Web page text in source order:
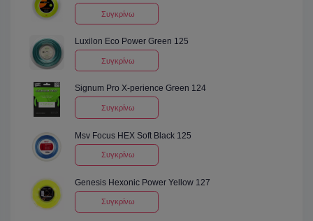
Συγκρίνω
Luxilon Eco Power Green 125
Συγκρίνω
Signum Pro X-perience Green 124
Συγκρίνω
Msv Focus HEX Soft Black 125
Συγκρίνω
Genesis Hexonic Power Yellow 127
Συγκρίνω